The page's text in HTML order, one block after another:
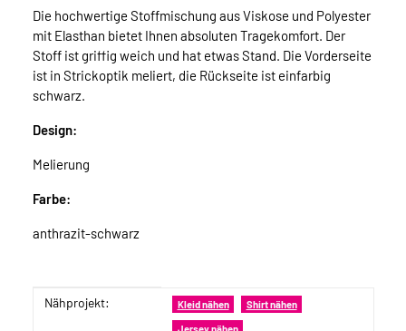
Die hochwertige Stoffmischung aus Viskose und Polyester
mit Elasthan bietet Ihnen absoluten Tragekomfort. Der
Stoff ist griffig weich und hat etwas Stand. Die Vorderseite
ist in Strickoptik meliert, die Rückseite ist einfarbig
schwarz.
Design:
Melierung
Farbe:
anthrazit-schwarz
Produkteigenschaft
Wert
Nähprojekt: Kleid nähen Shirt nähen
Jersey nähen